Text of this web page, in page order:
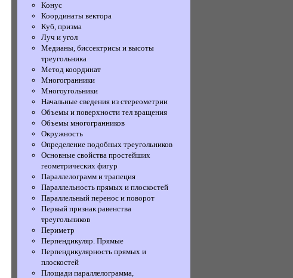
Конус
Координаты вектора
Куб, призма
Луч и угол
Медианы, биссектрисы и высоты
треугольника
Метод координат
Многогранники
Многоугольники
Начальные сведения из стереометрии
Объемы и поверхности тел вращения
Объемы многогранников
Окружность
Определение подобных треугольников
Основные свойства простейших
геометрических фигур
Параллелограмм и трапеция
Параллельность прямых и плоскостей
Параллельный перенос и поворот
Первый признак равенства
треугольников
Периметр
Перпендикуляр. Прямые
Перпендикулярность прямых и
плоскостей
Площади параллелограмма,